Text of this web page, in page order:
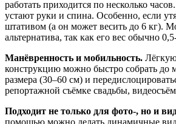
работать приходится по несколько
устают руки и спина. Особенно, если
штативом (а он может весить до 6 кг).
альтернатива, так как его вес обычно
Манёвренность и мобильность.
конструкцию можно быстро собрать до
размера (30–60 см) и
репортажной съёмке свадьбы,
Подходит не только для фото-, но и
помощью можно делать динамичные